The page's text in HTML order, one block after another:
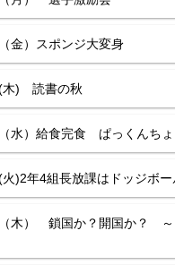
金）スポンジ大変身
木) 読書の秋
水）給食完食 ぱっくんちょ
)2年4組長放課はドッジボー
木） 鎖国か？開国か？ ～